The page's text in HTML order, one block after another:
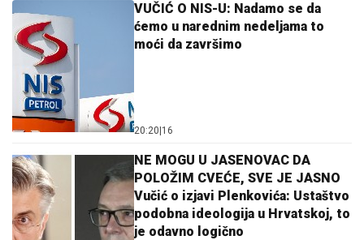
VUČIĆ O NIS-U: Nadamo se da
ćemo u narednim nedeljama to
moći da završimo
20:20 16
NE MOGU U JASENOVAC DA
POLOŽIM CVEĆE, SVE JE JASNO
Vučić o izjavi Plenkovića: Ustaštvo
podobna ideologija u Hrvatskoj, to
je odavno logično